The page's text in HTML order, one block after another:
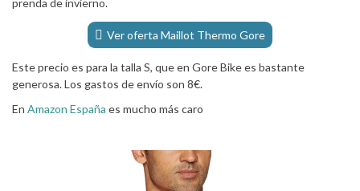
prenda de invierno.
Ver oferta Maillot Thermo Gore
Este precio es para la talla S, que en Gore Bike es bastante
generosa. Los gastos de envío son 8€.
En Amazon España es mucho más caro